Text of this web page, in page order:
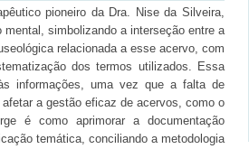
pioneiro da Dra. Nise da Silveira,
simbolizando a interseção entre a
relacionada a esse acervo, com
dos termos utilizados. Essa
informações, uma vez que a falta de
a gestão eficaz de acervos, como o
é como aprimorar a documentação
temática, conciliando a metodologia